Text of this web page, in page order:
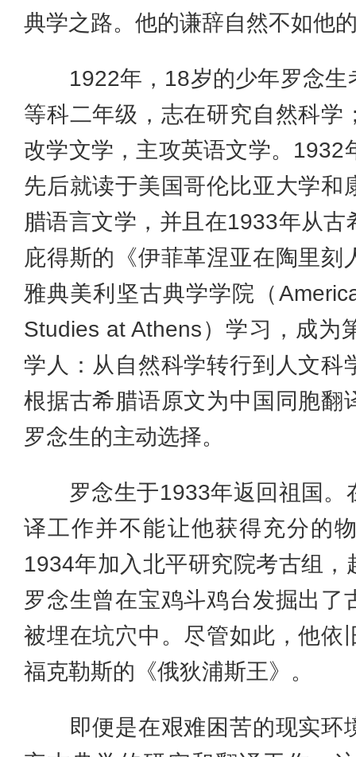
典学之路。他的谦辞自然不如他
1922年，18岁的少年罗念生
等科二年级，志在研究自然科学
改学文学，主攻英语文学。1932
先后就读于美国哥伦比亚大学和
腊语言文学，并且在1933年从
庇得斯的《伊菲革涅亚在陶里刻
雅典美利坚古典学学院（
Studies at Athens）学习，成为
学人：从自然科学转行到人文科
根据古希腊语原文为中国同胞翻
罗念生的主动选择。
罗念生于1933年返回祖国。
译工作并不能让他获得充分的
1934年加入北平研究院考古组
罗念生曾在宝鸡斗鸡台发掘出了
被埋在坑穴中。尽管如此，他依
福克勒斯的《俄狄浦斯王》。
即便是在艰难困苦的现实环